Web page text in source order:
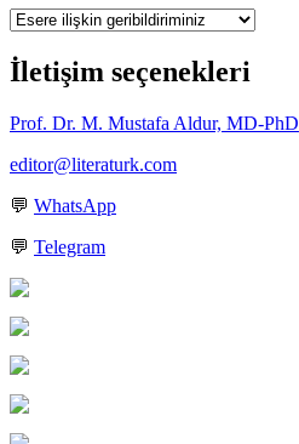
İletişim seçenekleri
Prof. Dr. M. Mustafa Aldur, MD-PhD
editor@literaturk.com
💬 WhatsApp
💬 Telegram